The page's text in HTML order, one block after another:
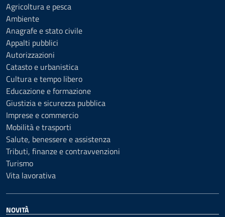
Agricoltura e pesca
Ambiente
Anagrafe e stato civile
Appalti pubblici
Autorizzazioni
Catasto e urbanistica
Cultura e tempo libero
Educazione e formazione
Giustizia e sicurezza pubblica
Imprese e commercio
Mobilità e trasporti
Salute, benessere e assistenza
Tributi, finanze e contravvenzioni
Turismo
Vita lavorativa
NOVITÀ